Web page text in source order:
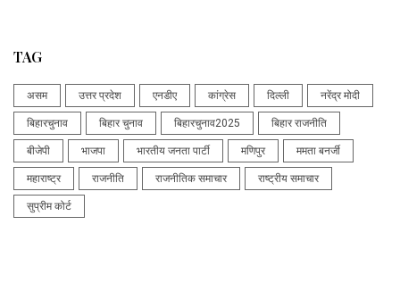
TAG
असम उत्तर प्रदेश एनडीए कांग्रेस दिल्ली नरेंद्र मोदी
बिहारचुनाव बिहार चुनाव बिहारचुनाव2025 बिहार राजनीति
बीजेपी भाजपा भारतीय जनता पार्टी मणिपुर ममता बनर्जी
महाराष्ट्र राजनीति राजनीतिक समाचार राष्ट्रीय समाचार
सुप्रीम कोर्ट